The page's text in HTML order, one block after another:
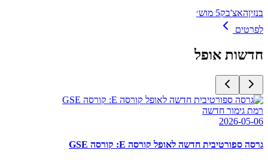
בנזיןהאצ'בק5 מוש׳
לפרטים
חדשות אופל
רמת גימור חדשה
2026-05-06
גרסה ספורטיבית חדשה לאופל קורסה E: קורסה GSE